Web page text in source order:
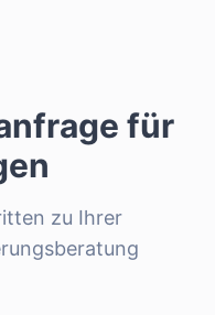
für
zu Ihrer